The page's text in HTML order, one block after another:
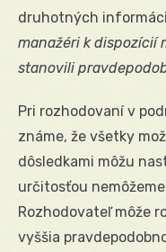
druhotných
manažéri k dispozícií
stanovili
Pri rozhodovaní v
známe, že všetky
dôsledkami môžu
určitosťou
Rozhodovateľ môže
vyššia